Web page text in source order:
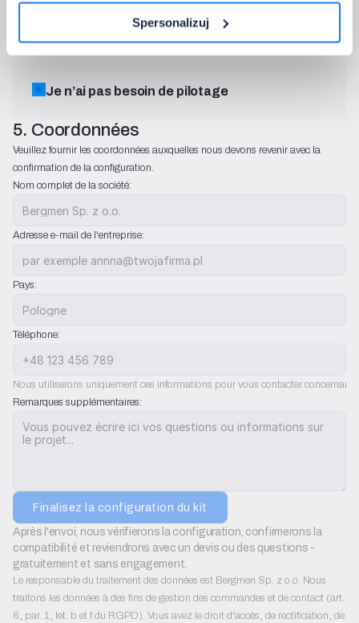
Spersonalizuj
• Pilotage:
433,92 MHz
• Température de fonctionnement:
Je n’ai pas besoin de pilotage
5. Coordonnées
Veuillez fournir les coordonnées auxquelles nous devons revenir avec la
confirmation de la configuration.
Nom complet de la société:
Adresse e-mail de l'entreprise:
Pays:
Téléphone:
Nous utiliserons uniquement ces informations pour vous contacter
Remarques supplémentaires:
Finalisez la configuration du kit
Après l'envoi, nous vérifierons la configuration, confirmerons la
compatibilité et reviendrons avec un devis ou des questions -
gratuitement et sans engagement.
Le responsable du traitement des données est Bergmen Sp. z o.o. Nous
traitons les données à des fins de gestion des commandes et de contact (art.
6, par. 1, let. b et f du RGPD). Vous avez le droit d'accès, de rectification, de